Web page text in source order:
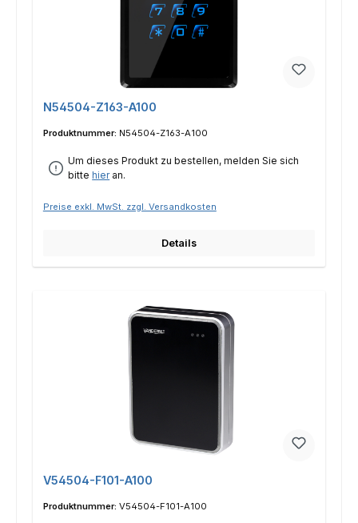
N54504-Z163-A100
Produktnummer: N54504-Z163-A100
Um dieses Produkt zu bestellen, melden Sie sich
bittehieran.
Preise exkl. MwSt. zzgl. Versandkosten
Details
V54504-F101-A100
Produktnummer: V54504-F101-A100